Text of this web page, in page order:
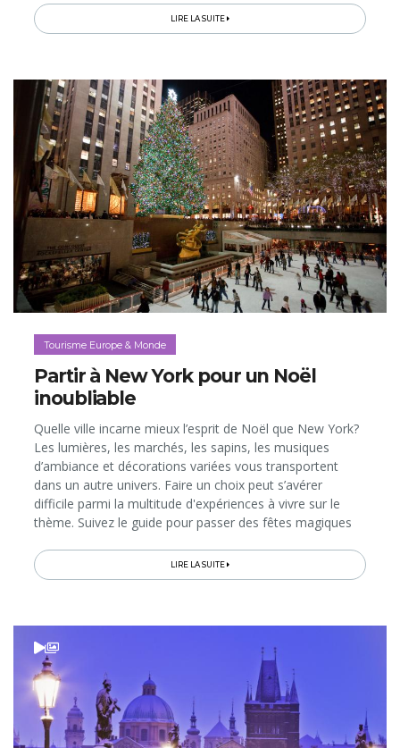
la planète...
LIRE LA SUITE
Tourisme Europe & Monde
Partir à New York pour un Noël
inoubliable
Quelle ville incarne mieux l’esprit de Noël que New York?
Les lumières, les marchés, les sapins, les musiques
d’ambiance et décorations variées vous transportent
dans un autre univers. Faire un choix peut s’avérer
difficile parmi la multitude d'expériences à vivre sur le
thème. Suivez le guide pour passer des fêtes magiques
the way!
LIRE LA SUITE